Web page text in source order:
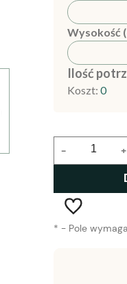
Wysokość
Ilość
Koszt:0
+
-
* - Pole